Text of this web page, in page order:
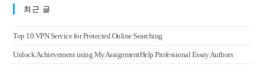
최근 글
Top 10 VPN Service for Protected Online Searching
Unlock Achievement using MyAssignmentHelp Professional Essay Authors